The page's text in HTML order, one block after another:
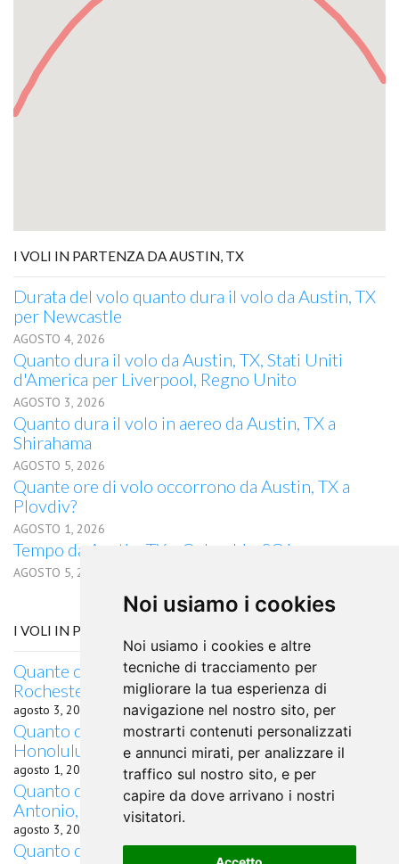
Noi usiamo i cookies
Noi usiamo i cookies e altre
tecniche di tracciamento per
migliorare la tua esperienza di
navigazione nel nostro sito, per
mostrarti contenuti personalizzati
e annunci mirati, per analizzare il
traffico sul nostro sito, e per
capire da dove arrivano i nostri
visitatori.
I VOLI IN PARTENZA DA AUSTIN, TX
Durata del volo quanto dura il volo da Austin, TX
per Newcastle
AGOSTO 4, 2026
Quanto dura il volo da Austin, TX, Stati Uniti
d'America per Liverpool, Regno Unito
AGOSTO 3, 2026
Quanto dura il volo in aereo da Austin, TX a
Shirahama
AGOSTO 5, 2026
Quante ore di volo occorrono da Austin, TX a
Plovdiv?
AGOSTO 1, 2026
Tempo da Austin, TX a Columbia, SC in aereo
AGOSTO 5, 2026
I VOLI IN PARTENZA DA GABALA
Quante ore di volo occorrono da Gabala a
Rochester, MN?
agosto 3, 2026
Quanto dura il volo in aereo da Gabala a
Honolulu, HI,
agosto 1, 2026
Quanto dura il volo in aereo da Gabala a San
Antonio, TX
agosto 3, 2026
Quanto dura il volo da Gabala, Italia per Torino,